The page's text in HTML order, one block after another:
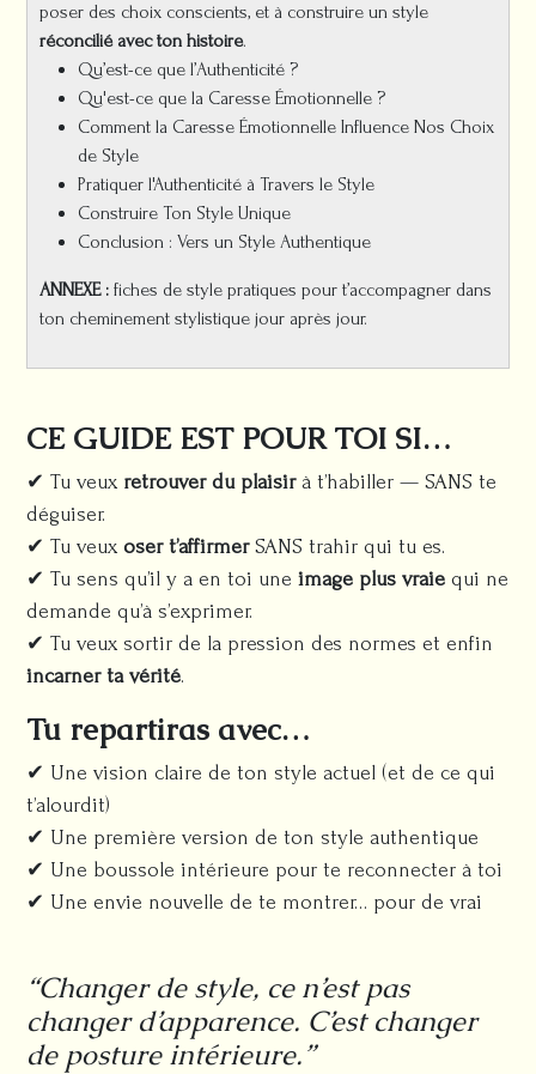
poser des choix conscients, et à construire un style
réconcilié avec ton histoire.
Qu’est-ce que l’Authenticité ?
Qu'est-ce que la Caresse Émotionnelle ?
Comment la Caresse Émotionnelle Influence Nos Choix
de Style
Pratiquer l'Authenticité à Travers le Style
Construire Ton Style Unique
Conclusion : Vers un Style Authentique
ANNEXE :fiches de style pratiques pour t’accompagner dans
ton cheminement stylistique jour après jour.
CE GUIDE EST POUR TOI SI…
✔ Tu veux retrouver du plaisirà t’habiller — SANS te
déguiser.
✔ Tu veuxoser t’affirmerSANS trahir qui tu es.
✔ Tu sens qu’il y a en toi uneimage plus vraie qui ne
demande qu’à s’exprimer.
✔ Tu veux sortir de la pression des normes et enfin
incarner ta vérité.
Tu repartiras avec…
✔ Une vision claire de ton style actuel (et de ce qui
t’alourdit)
✔ Une première version de ton style authentique
✔ Une boussole intérieure pour te reconnecter à toi
✔ Une envie nouvelle de te montrer… pour de vrai
“Changer de style, ce n’est pas
changer d’apparence. C’est changer
de posture intérieure.”